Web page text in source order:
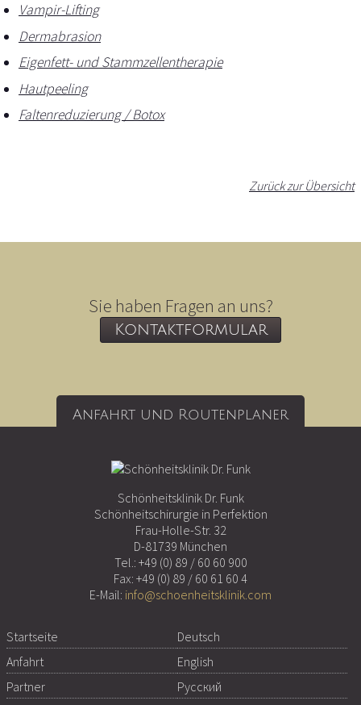
Vampir-Lifting
Dermabrasion
Eigenfett- und Stammzellentherapie
Hautpeeling
Faltenreduzierung / Botox
Zurück zur Übersicht
Sie haben Fragen an uns?
Kontaktformular
Anfahrt und Routenplaner
Schönheitsklinik Dr. Funk
Schönheitschirurgie in Perfektion
Frau-Holle-Str. 32
D-81739 München
Tel.: +49 (0) 89 / 60 60 900
Fax: +49 (0) 89 / 60 61 60 4
E-Mail: info@schoenheitsklinik.com
Startseite
Anfahrt
Partner
Deutsch
English
Русский